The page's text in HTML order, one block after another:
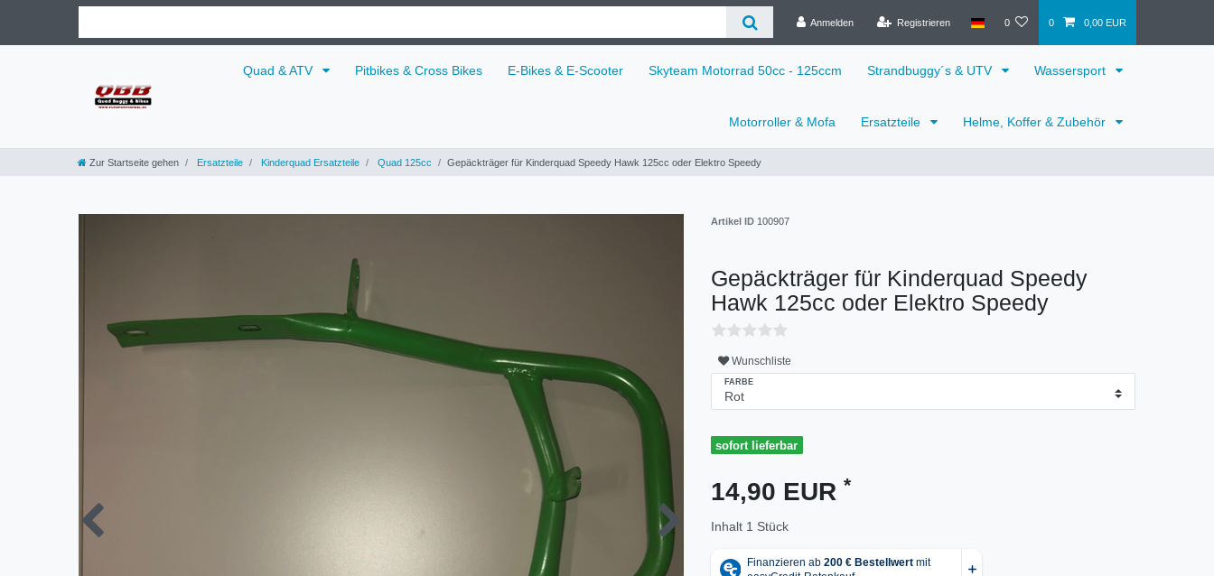
Anmelden Registrieren 0 0 0,00 EUR
Quad & ATV Pitbikes & Cross Bikes E-Bikes & E-Scooter Skyteam Motorrad 50cc - 125ccm Strandbuggy´s & UTV Wassersport
Motorroller & Mofa Ersatzteile Helme, Koffer & Zubehör
Zur Startseite gehen Ersatzteile Kinderquad Ersatzteile Quad 125cc Gepäckträger für Kinderquad Speedy Hawk 125cc oder Elektro Speedy
Artikel ID 100907
Gepäckträger für Kinderquad Speedy
Hawk 125cc oder Elektro Speedy
Wunschliste
FARBE
sofort lieferbar
14,90 EUR *
Inhalt 1 Stück